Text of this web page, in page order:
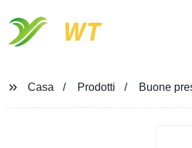
WT
Casa Prodotti Buone